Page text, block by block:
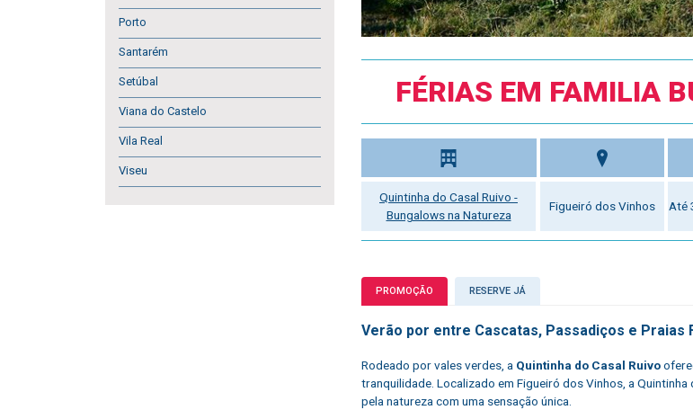
Porto
Santarém
Setúbal
Viana do Castelo
Vila Real
Viseu
FÉRIAS EM FAMILIA
Quintinha do Casal Ruivo -
Bungalows na Natureza
Figueiró dos Vinhos Até
PROMOÇÃO RESERVE JÁ
Verão por entre Cascatas, Passadiços e Praias
Rodeado por vales verdes, a Quintinha do Casal Ruivo
tranquilidade. Localizado em Figueiró dos Vinhos, a
pela natureza com uma sensação única.